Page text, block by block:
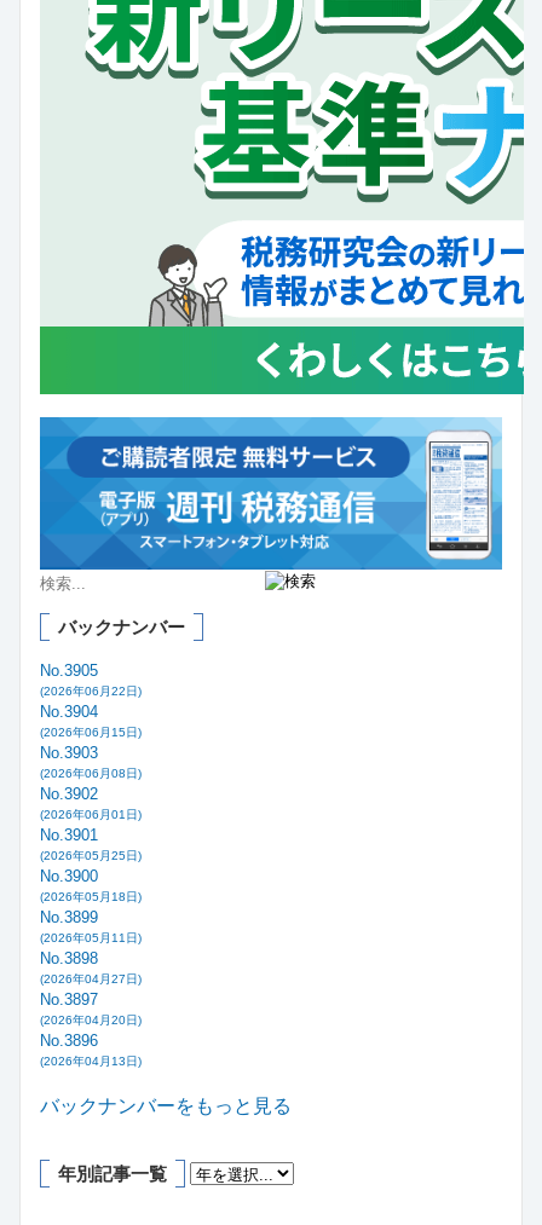
バックナンバー
No.3905
(2026年06月22日)
No.3904
(2026年06月15日)
No.3903
(2026年06月08日)
No.3902
(2026年06月01日)
No.3901
(2026年05月25日)
No.3900
(2026年05月18日)
No.3899
(2026年05月11日)
No.3898
(2026年04月27日)
No.3897
(2026年04月20日)
No.3896
(2026年04月13日)
バックナンバーをもっと見る
年別記事一覧